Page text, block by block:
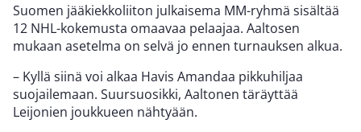
Suomen jääkiekkoliiton julkaisema MM-ryhmä sisältää
12 NHL-kokemusta omaavaa pelaajaa. Aaltosen
mukaan asetelma on selvä jo ennen turnauksen alkua.
– Kyllä siinä voi alkaa Havis Amandaa pikkuhiljaa
suojailemaan. Suursuosikki, Aaltonen täräyttää
Leijonien joukkueen nähtyään.